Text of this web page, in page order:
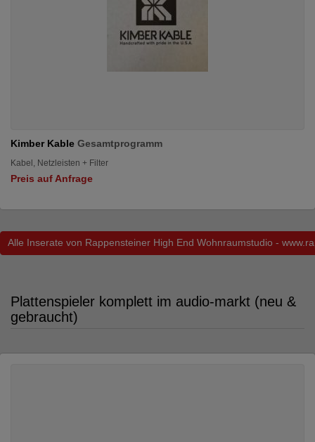
Kimber Kable Gesamtprogramm
Kabel, Netzleisten + Filter
Preis auf Anfrage
Alle Inserate von Rappensteiner High End Wohnraumstudio -
Plattenspieler komplett im audio-markt (neu &
gebraucht)